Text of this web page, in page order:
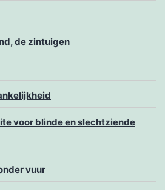
de zintuigen
voor blinde en slechtziende
vuur